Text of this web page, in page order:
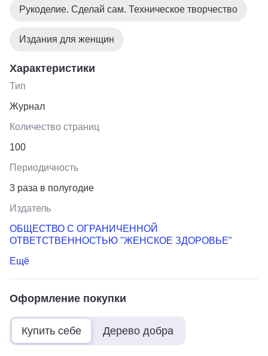
Рукоделие. Сделай сам. Техническое творчество
Издания для женщин
Характеристики
Тип
Журнал
Количество страниц
100
Периодичность
3 раза в полугодие
Издатель
ОБЩЕСТВО С ОГРАНИЧЕННОЙ
ОТВЕТСТВЕННОСТЬЮ "ЖЕНСКОЕ ЗДОРОВЬЕ"
Ещё
Оформление покупки
Купить себе Дерево добра